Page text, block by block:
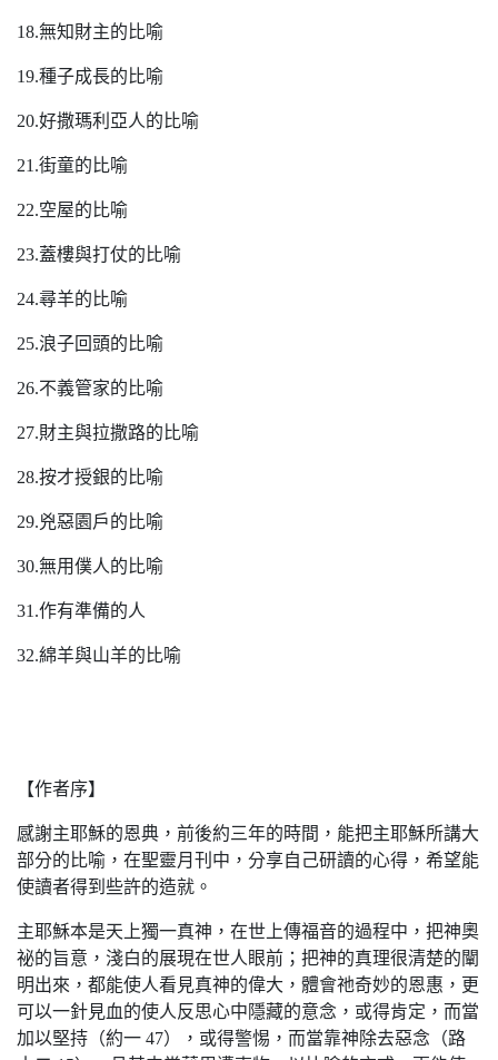
18.無知財主的比喻
19.種子成長的比喻
20.好撒瑪利亞人的比喻
21.街童的比喻
22.空屋的比喻
23.蓋樓與打仗的比喻
24.尋羊的比喻
25.浪子回頭的比喻
26.不義管家的比喻
27.財主與拉撒路的比喻
28.按才授銀的比喻
29.兇惡園戶的比喻
30.無用僕人的比喻
31.作有準備的人
32.綿羊與山羊的比喻
【作者序】
感謝主耶穌的恩典，前後約三年的時間，能把主耶穌所講大
部分的比喻，在聖靈月刊中，分享自己研讀的心得，希望能
使讀者得到些許的造就。
主耶穌本是天上獨一真神，在世上傳福音的過程中，把神奧
祕的旨意，淺白的展現在世人眼前；把神的真理很清楚的闡
明出來，都能使人看見真神的偉大，體會祂奇妙的恩惠，更
可以一針見血的使人反思心中隱藏的意念，或得肯定，而當
加以堅持（約一 47），或得警惕，而當靠神除去惡念（路